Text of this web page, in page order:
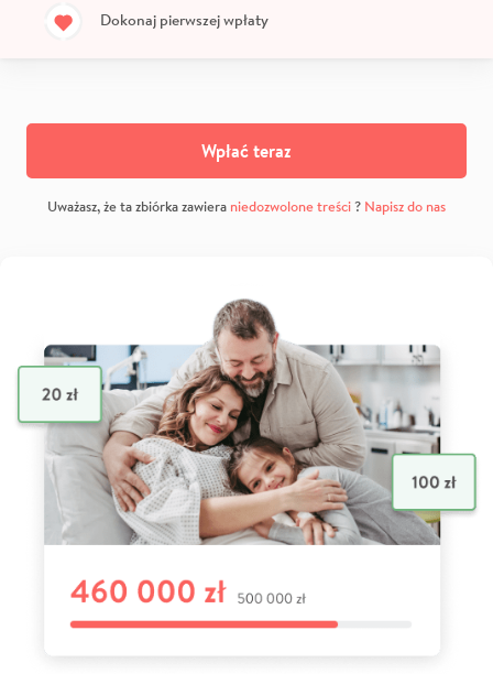
Dokonaj pierwszej wpłaty
Wpłać teraz
Uważasz, że ta zbiórka zawiera niedozwolone treści? Napisz do nas